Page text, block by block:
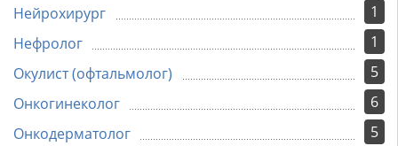
1
Нейрохирург
1
Нефролог
5
Окулист (офтальмолог)
6
Онкогинеколог
5
Онкодерматолог